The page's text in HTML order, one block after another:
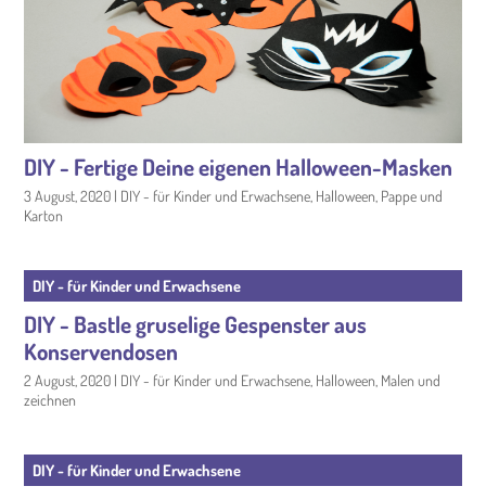
DIY - Fertige Deine eigenen Halloween-Masken
3 August, 2020 | DIY - für Kinder und Erwachsene Halloween Pappe und
Karton
DIY - für Kinder und Erwachsene
DIY - Bastle gruselige Gespenster aus
Konservendosen
2 August, 2020 | DIY - für Kinder und Erwachsene Halloween Malen und
zeichnen
DIY - für Kinder und Erwachsene